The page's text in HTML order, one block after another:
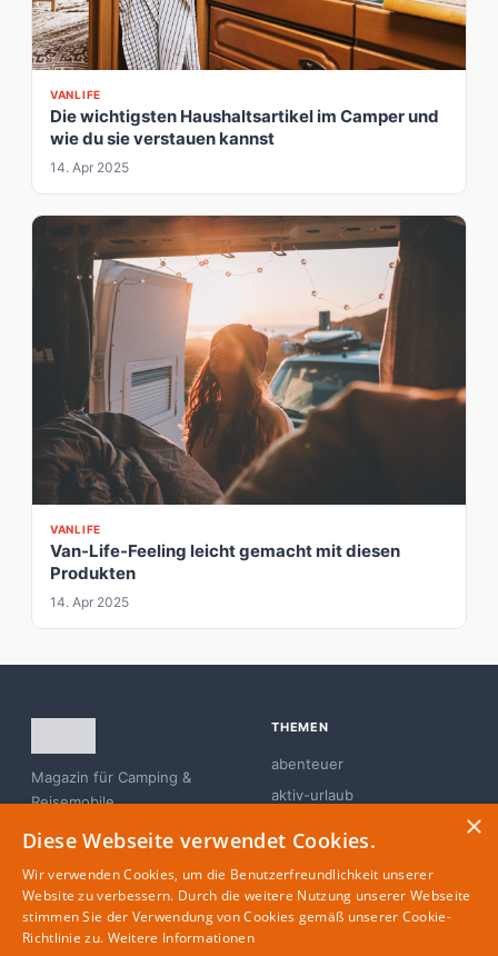
VANLIFE
Die wichtigsten Haushaltsartikel im Camper und
wie du sie verstauen kannst
14. Apr 2025
VANLIFE
Van-Life-Feeling leicht gemacht mit diesen
Produkten
14. Apr 2025
Magazin für Camping &
Reisemobile
THEMEN
abenteuer
aktiv-urlaub
familie
glamping
×
Diese Webseite verwendet Cookies.
Wir verwenden Cookies, um die Benutzerfreundlichkeit unserer
Website zu verbessern. Durch die weitere Nutzung unserer Webseite
stimmen Sie der Verwendung von Cookies gemäß unserer Cookie-
Richtlinie zu. Weitere Informationen